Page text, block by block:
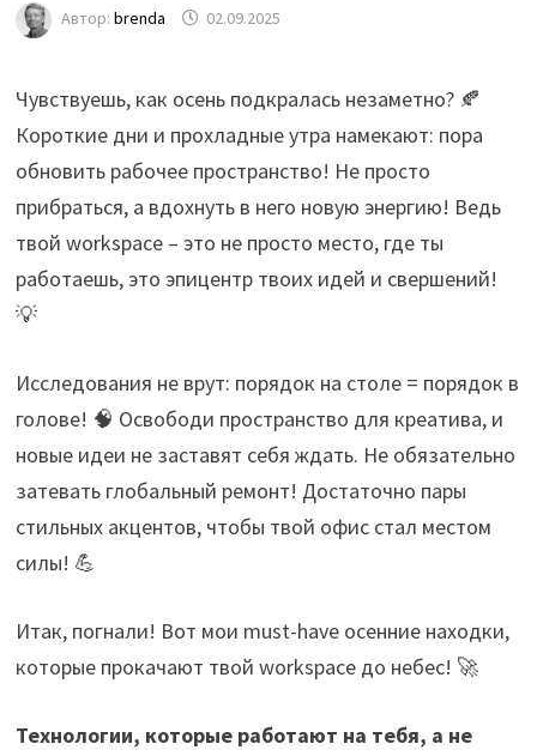
Автор:brenda 02.09.2025
Чувствуешь, как осень подкралась незаметно? 🍂
Короткие дни и прохладные утра намекают: пора
обновить рабочее пространство! Не просто
прибраться, а вдохнуть в него новую энергию! Ведь
твой workspace – это не просто место, где ты
работаешь, это эпицентр твоих идей и свершений!
💡
Исследования не врут: порядок на столе = порядок в
голове! 🧠 Освободи пространство для креатива, и
новые идеи не заставят себя ждать. Не обязательно
затевать глобальный ремонт! Достаточно пары
стильных акцентов, чтобы твой офис стал местом
силы! 💪
Итак, погнали! Вот мои must-have осенние находки,
которые прокачают твой workspace до небес! 🚀
Технологии, которые работают на тебя, а не